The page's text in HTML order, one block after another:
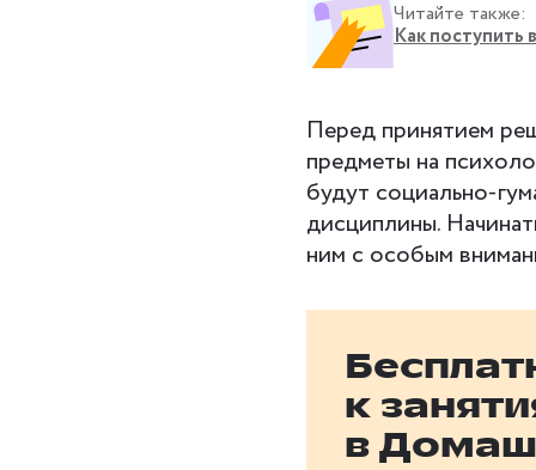
Читайте также:
Как поступить
Перед принятием
предметы на
будут социально-
дисциплины.
ним с особым
к
в